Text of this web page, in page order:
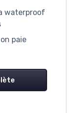
waterproof
paie